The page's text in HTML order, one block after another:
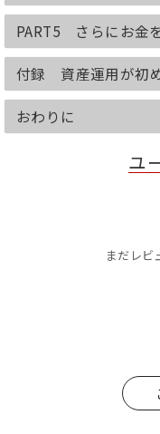
PART5 さらにお金
付録 資産運用が初
おわりに
ユ
まだレビ